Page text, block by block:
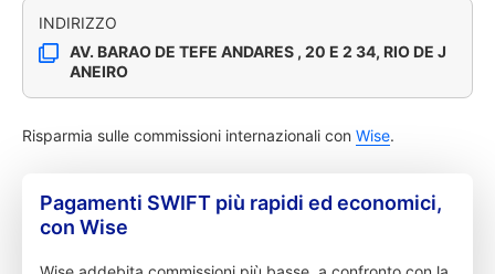
INDIRIZZO
AV. BARAO DE TEFE ANDARES , 20 E 2 34, RIO DE J
ANEIRO
Risparmia sulle commissioni internazionali con Wise.
Pagamenti SWIFT più rapidi ed economici,
con Wise